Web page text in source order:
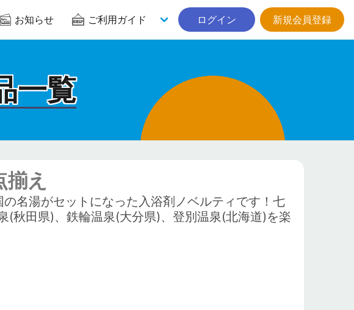
お知らせ ご利用ガイド ログイン 新規会員登録
一覧
え
名湯がセットになった入浴剤ノベルティです！七
(秋田県)、鉄輪温泉(大分県)、登別温泉(北海道)を楽